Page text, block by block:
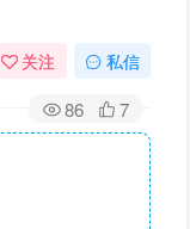
关注 私信
86 7